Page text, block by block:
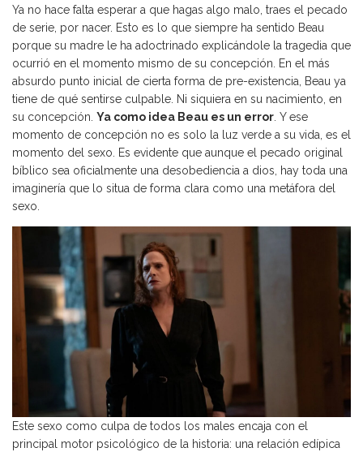
Ya no hace falta esperar a que hagas algo malo, traes el pecado
de serie, por nacer. Esto es lo que siempre ha sentido Beau
porque su madre le ha adoctrinado explicándole la tragedia que
ocurrió en el momento mismo de su concepción. En el más
absurdo punto inicial de cierta forma de pre-existencia, Beau ya
tiene de qué sentirse culpable. Ni siquiera en su nacimiento, en
su concepción. Ya como idea Beau es un error. Y ese
momento de concepción no es solo la luz verde a su vida, es el
momento del sexo. Es evidente que aunque el pecado original
bíblico sea oficialmente una desobediencia a dios, hay toda una
imaginería que lo situa de forma clara como una metáfora del
sexo.
Este sexo como culpa de todos los males encaja con el
principal motor psicológico de la historia: una relación edípica